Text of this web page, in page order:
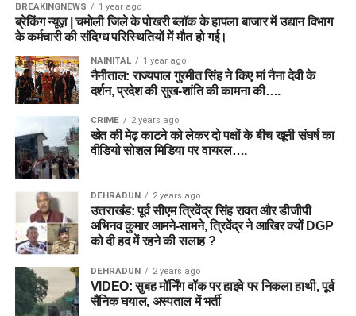
आईडी और पासवर्ड बनाएं।
लॉगिन करें:पंजीकृत यूजर आईडी और पासवर्ड की मदद से पोर्टल
पर लॉगिन करें।
पद का चयन करें:‘Apply Online’ सेक्शन में जाकर उस पद को
चुनें जिसके लिए आप आवेदन करना चाहते हैं।
फॉर्म भरें:आवेदन फॉर्म में मांगी गई अपनी व्यक्तिगत, शैक्षणिक और
व्यावसायिक योग्यताओं की जानकारी सही-सही दर्ज करें।
दस्तावेज अपलोड करें:
हस्ताक्षर और आवश्यक प्रमाणपत्रों की स्कैन कॉपी निर्धारित
फॉर्मेट और साइज में अपलोड करें।
आवेदन शुल्क का भुगतान:यदि आप सामान्य, ओबीसी या ईडब्ल्यूएस
श्रेणी से आते हैं, तो ₹100 का आवेदन शुल्क ऑनलाइन जमा करें।
(महिलाएं और SC/ST उम्मीदवार इस चरण को छोड़ सकते हैं)।
फॉर्म सबमिट और प्रिंट करें:पूरी जानकारी को एक बार दोबारा
BREAKINGNEWS 1 year ago
ब्रेकिंग न्यूज़ | चमोली जिले के पोखरी ब्लॉक के हापला बाजार में उद्यान विभाग
के कर्मचारी की संदिग्ध परिस्थितियों में मौत हो गई।
NAINITAL 1 year ago
नैनीताल: राज्यपाल गुरमीत सिंह ने किए मां नैना देवी के
दर्शन, प्रदेश की सुख-शांति की कामना की….
CRIME 2 years ago
खेत की मेढ़ काटने को लेकर दो पक्षों के बीच खूनी संघर्ष का
वीडियो सोशल मिडिया पर वायरल….
DEHRADUN 2 years ago
उत्तराखंड: पूर्व सीएम त्रिवेंद्र सिंह रावत और डीजीपी
अभिनव कुमार आमने-सामने, त्रिवेंद्र ने आखिर क्यों DGP
को दी हद में रहने की सलाह ?
DEHRADUN 2 years ago
VIDEO: सुबह मॉर्निंग वॉक पर हाइवे पर निकला हाथी, पूर्व
सैनिक घयाल, अस्पताल में भर्ती